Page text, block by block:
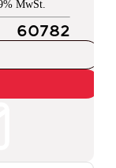
MwSt.
60782